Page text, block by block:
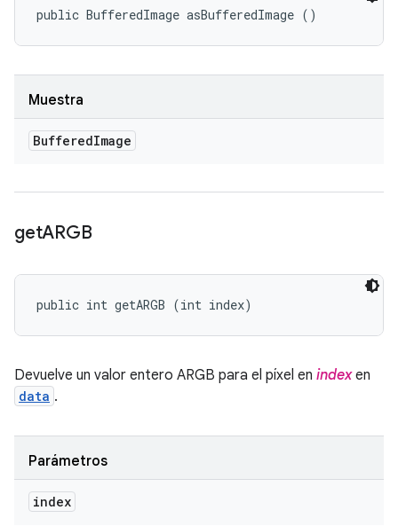
public BufferedImage asBufferedImage ()
Muestra
BufferedImage
getARGB
public int getARGB (int index)
Devuelve un valor entero ARGB para el píxel en indexen
data .
Parámetros
index